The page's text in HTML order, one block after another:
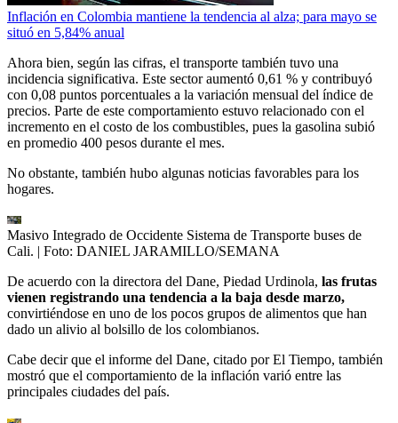
Inflación en Colombia mantiene la tendencia al alza; para mayo se
situó en 5,84% anual
Ahora bien, según las cifras, el transporte también tuvo una
incidencia significativa. Este sector aumentó 0,61 % y contribuyó
con 0,08 puntos porcentuales a la variación mensual del índice de
precios. Parte de este comportamiento estuvo relacionado con el
incremento en el costo de los combustibles, pues la gasolina subió
en promedio 400 pesos durante el mes.
No obstante, también hubo algunas noticias favorables para los
hogares.
Masivo Integrado de Occidente Sistema de Transporte buses de
Cali. | Foto: DANIEL JARAMILLO/SEMANA
De acuerdo con la directora del Dane, Piedad Urdinola, las frutas
vienen registrando una tendencia a la baja desde marzo,
convirtiéndose en uno de los pocos grupos de alimentos que han
dado un alivio al bolsillo de los colombianos.
Cabe decir que el informe del Dane, citado por El Tiempo, también
mostró que el comportamiento de la inflación varió entre las
principales ciudades del país.